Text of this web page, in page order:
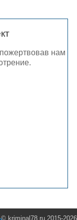
нам
© kriminal78.ru 2015-2026